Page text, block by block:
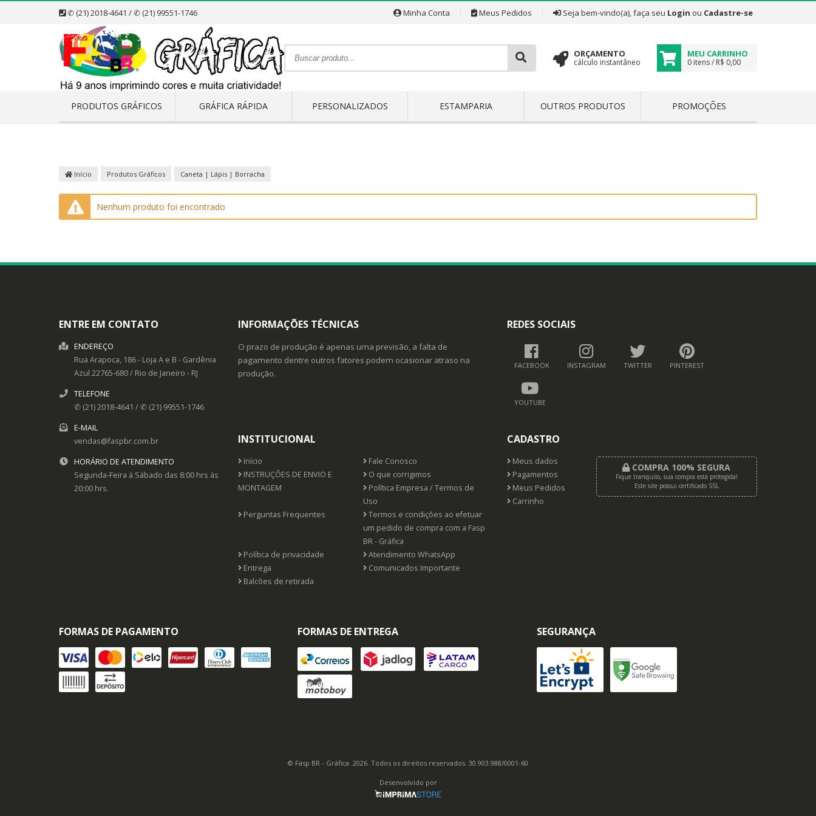
✆ (21) 2018-4641 / ✆ (21) 99551-1746 Minha Conta Meus Pedidos Seja bem-vindo(a), faça seu Login ou Cadastre-se
ORÇAMENTO
cálculo instantâneo
MEU CARRINHO
0 itens / R$ 0,00
PRODUTOS GRÁFICOS GRÁFICA RÁPIDA PERSONALIZADOS ESTAMPARIA OUTROS PRODUTOS PROMOÇÕES
Início Produtos Gráficos Caneta | Lápis | Borracha
Nenhum produto foi encontrado
ENTRE EM CONTATO
ENDEREÇO
Rua Arapoca, 186 - Loja A e B - Gardênia
Azul 22765-680/ Rio de Janeiro - RJ
TELEFONE
✆ (21) 2018-4641 / ✆ (21) 99551-1746
E-MAIL
vendas@faspbr.com.br
HORÁRIO DE ATENDIMENTO
Segunda-Feira à Sábado das 8:00 hrs às
20:00 hrs.
INFORMAÇÕES TÉCNICAS
O prazo de produção é apenas uma previsão, a falta de
pagamento dentre outros fatores podem ocasionar atraso na
produção.
REDES SOCIAIS
FACEBOOK INSTAGRAM TWITTER PINTEREST
YOUTUBE
INSTITUCIONAL
Início
Fale Conosco
INSTRUÇÕES DE ENVIO E
MONTAGEM
O que corrigimos
Política Empresa / Termos de
Uso
Perguntas Frequentes
Termos e condições ao efetuar
um pedido de compra com a Fasp
BR - Gráfica
Política de privacidade
Atendimento WhatsApp
Entrega
Comunicados Importante
Balcões de retirada
CADASTRO
Meus dados
Pagamentos
Meus Pedidos
Carrinho
COMPRA 100% SEGURA
Fique tranquilo, sua compra está protegida!
Este site possui certificado SSL
FORMAS DE PAGAMENTO FORMAS DE ENTREGA SEGURANÇA
© Fasp BR - Gráfica. 2026. Todos os direitos reservados. 30.903.988/0001-60
Desenvolvido por